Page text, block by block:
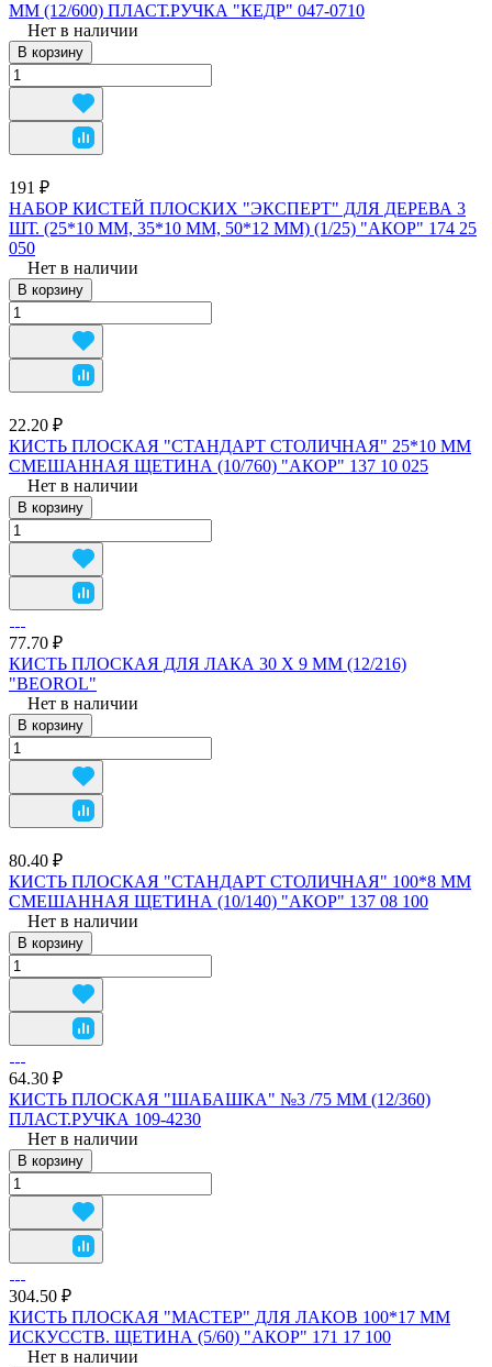
ММ (12/600) ПЛАСТ.РУЧКА "КЕДР" 047-0710
Нет в наличии
В корзину
191 ₽
НАБОР КИСТЕЙ ПЛОСКИХ "ЭКСПЕРТ" ДЛЯ ДЕРЕВА 3
ШТ. (25*10 ММ, 35*10 ММ, 50*12 ММ) (1/25) "АКОР" 174 25
050
Нет в наличии
В корзину
22.20 ₽
КИСТЬ ПЛОСКАЯ "СТАНДАРТ СТОЛИЧНАЯ" 25*10 ММ
СМЕШАННАЯ ЩЕТИНА (10/760) "АКОР" 137 10 025
Нет в наличии
В корзину
77.70 ₽
КИСТЬ ПЛОСКАЯ ДЛЯ ЛАКА 30 Х 9 ММ (12/216)
"BEOROL"
Нет в наличии
В корзину
80.40 ₽
КИСТЬ ПЛОСКАЯ "СТАНДАРТ СТОЛИЧНАЯ" 100*8 ММ
СМЕШАННАЯ ЩЕТИНА (10/140) "АКОР" 137 08 100
Нет в наличии
В корзину
64.30 ₽
КИСТЬ ПЛОСКАЯ "ШАБАШКА" №3 /75 ММ (12/360)
ПЛАСТ.РУЧКА 109-4230
Нет в наличии
В корзину
304.50 ₽
КИСТЬ ПЛОСКАЯ "МАСТЕР" ДЛЯ ЛАКОВ 100*17 ММ
ИСКУССТВ. ЩЕТИНА (5/60) "АКОР" 171 17 100
Нет в наличии